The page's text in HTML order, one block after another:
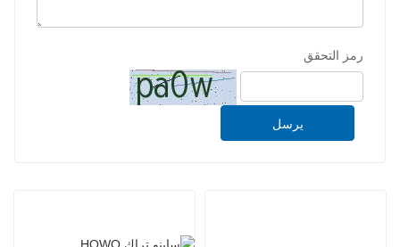
رمز التحقق
يرسل